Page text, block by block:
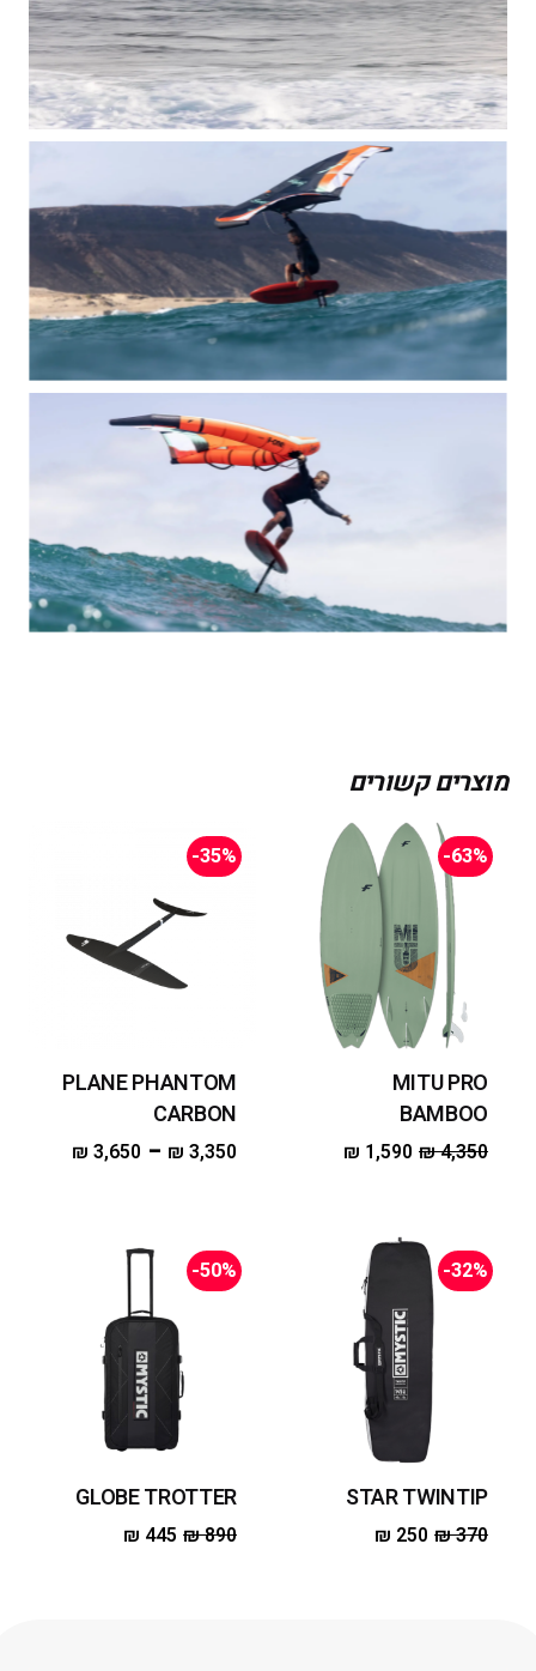
מוצרים קשורים
-63%
MITU PRO
BAMBOO
₪4,350
₪ 1,590
-35%
PLANE PHANTOM
CARBON
₪ 3,350
–
₪ 3,650
-32%
STAR TWINTIP
₪370
₪ 250
-50%
GLOBE TROTTER
₪890
₪ 445